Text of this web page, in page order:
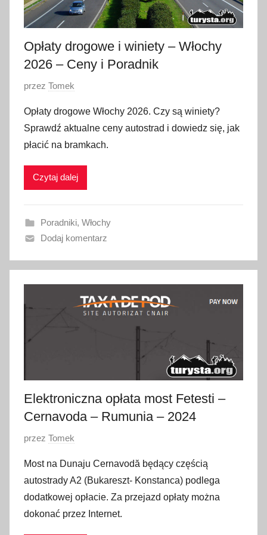
Opłaty drogowe i winiety – Włochy
2026 – Ceny i Poradnik
O
u
b
l
i
a
n
2
6
s
n
i
a
0
2
przez Tomek
Opłaty drogowe Włochy 2026. Czy są winiety?
Sprawdź aktualne ceny autostrad i dowiedz się, jak
płacić na bramkach.
Czytaj dalej
Poradniki, Włochy
Dodaj komentarz
Elektroniczna opłata most Fetesti –
Cernavoda – Rumunia – 2024
O
u
b
l
i
przez Tomek
Most na Dunaju Cernavodă będący częścią
autostrady A2 (Bukareszt- Konstanca) podlega
dodatkowej opłacie. Za przejazd opłaty można
dokonać przez Internet.